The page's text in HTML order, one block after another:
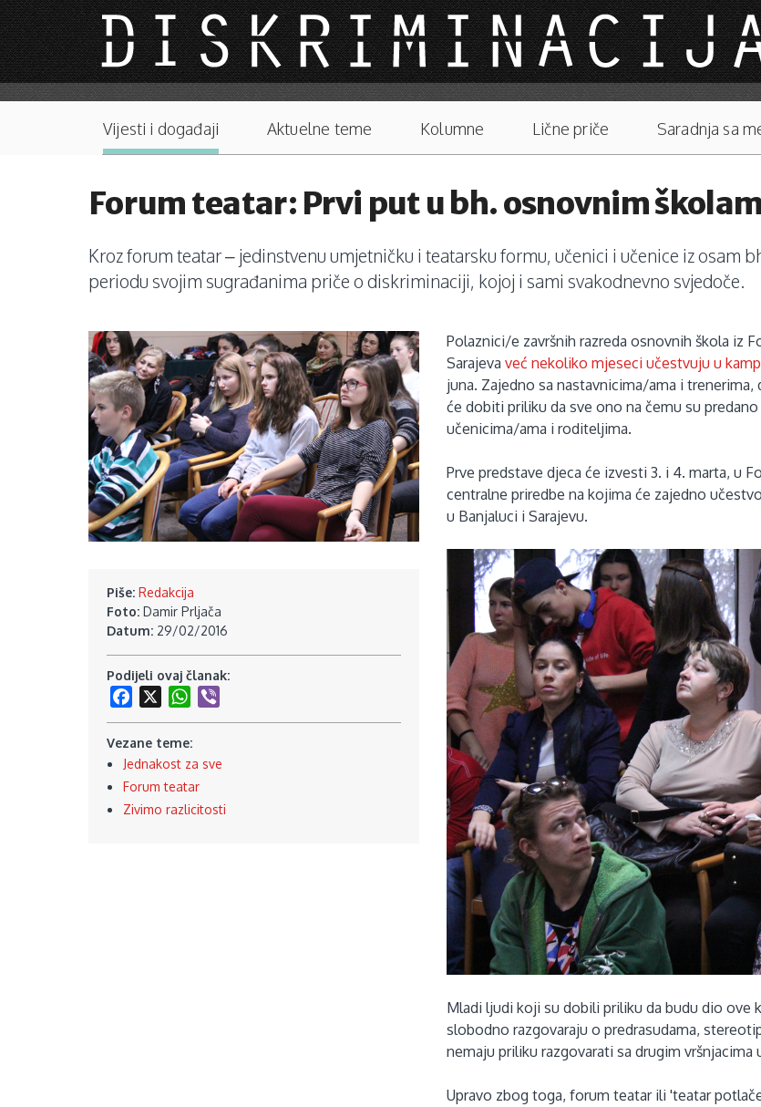
Skip to main content
Main menu
Vijesti i događaji Aktuelne teme Kolumne Lične priče Saradnja sa
Forum teatar: Prvi put u bh. osnovnim
Kroz forum teatar – jedinstvenu umjetničku i teatarsku formu, učenici i učenice iz osam
periodu svojim sugrađanima priče o diskriminaciji, kojoj i sami svakodnevno svjedoče.
Piše: Redakcija
Foto: Damir Prljača
Datum: 29/02/2016
Podijeli ovaj članak:
Facebook
WhatsApp
Vezane teme:
Jednakost za sve
Forum teatar
Zivimo razlicitosti
Polaznici/e završnih razreda osnovnih škola iz
Sarajevaveć nekoliko mjeseci učestvuju u
juna. Zajedno sa nastavnicima/ama i trenerima,
će dobiti priliku da sve ono na čemu su
učenicima/ama i roditeljima.
Prve predstave djeca će izvesti 3. i 4. marta, u
centralne priredbe na kojima će zajedno
u Banjaluci i Sarajevu.
Mladi ljudi koji su dobili priliku da budu dio ove
slobodno razgovaraju o predrasudama,
nemaju priliku razgovarati sa drugim
Upravo zbog toga, forum teatar ili 'teatar